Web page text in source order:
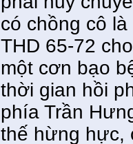
có chồng cô
THD 65-72
một cơn bạo
thời gian hồi
phía Trần
thế hừng hực,